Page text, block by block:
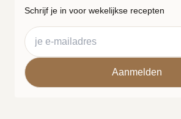
Schrijf je in voor wekelijkse recepten